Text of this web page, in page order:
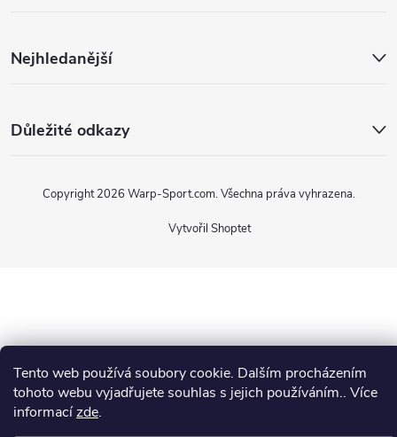
Tento web používá soubory cookie. Dalším procházením
tohoto webu vyjadřujete souhlas s jejich používáním.. Více
informacízde.
Nejhledanější
Důležité odkazy
Vytvořil Shoptet
Copyright 2026 Warp-Sport.com. Všechna práva vyhrazena.